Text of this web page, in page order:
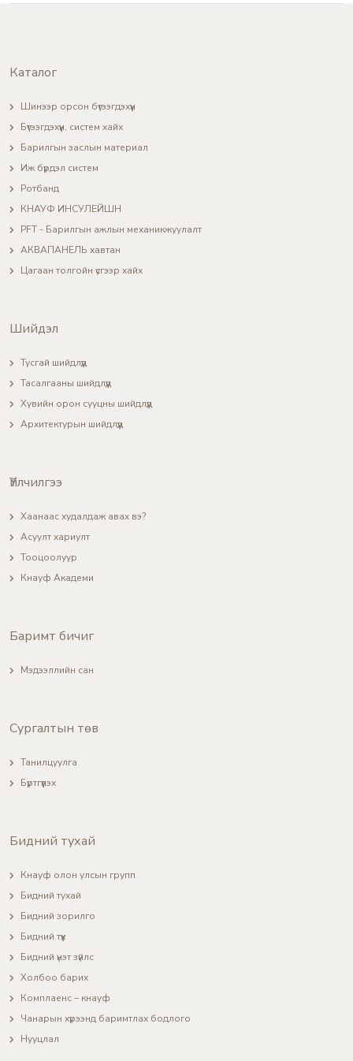
Каталог
Шинээр орсон бүтээгдэхүүн
Бүтээгдэхүүн, систем хайх
Барилгын заслын материал
Иж бүрдэл систем
Ротбанд
КНАУФ ИНСУЛЕЙШН
PFT - Барилгын ажлын механикжуулалт
АКВАПАНЕЛЬ хавтан
Цагаан толгойн үсгээр хайх
Шийдэл
Тусгай шийдлүүд
Тасалгааны шийдлүүд
Хувийн орон сууцны шийдлүүд
Архитектурын шийдлүүд
Үйлчилгээ
Хаанаас худалдаж авах вэ?
Асуулт хариулт
Тооцоолуур
Кнауф Академи
Баримт бичиг
Мэдээллийн сан
Сургалтын төв
Танилцуулга
Бүртгүүлэх
Бидний тухай
Кнауф олон улсын групп
Бидний тухай
Бидний зорилго
Бидний түүх
Бидний үнэт зүйлс
Холбоо барих
Комплаенс – кнауф
Чанарын хүрээнд баримтлах бодлого
Нууцлал